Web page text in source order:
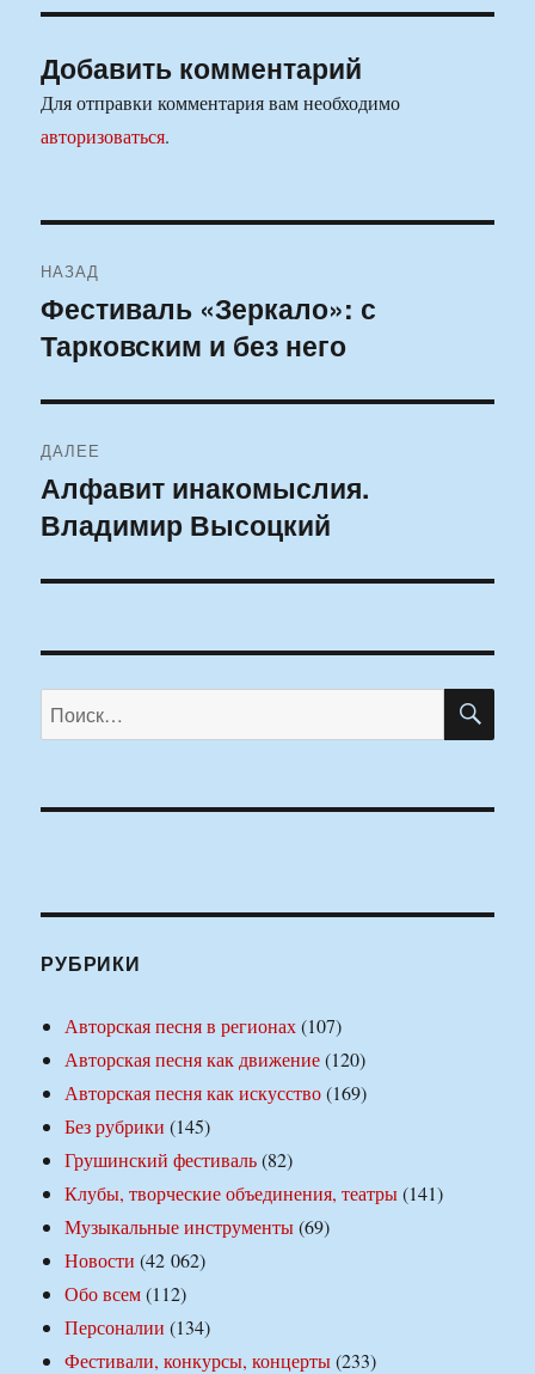
Добавить комментарий
Для отправки комментария вам необходимо
авторизоваться.
по
записям
НАЗАД
Предыдущая
запись:
Фестиваль «Зеркало»: с
Тарковским и без него
ДАЛЕЕ
Следующая
запись:
Алфавит инакомыслия.
Владимир Высоцкий
Искать:
РУБРИКИ
Авторская песня в регионах(107)
Авторская песня как движение(120)
Авторская песня как искусство(169)
Без рубрики (145)
Грушинский фестиваль(82)
Клубы, творческие объединения, театры(141)
Музыкальные инструменты(69)
Новости (42 062)
Обо всем(112)
Персоналии (134)
Фестивали, конкурсы, концерты(233)